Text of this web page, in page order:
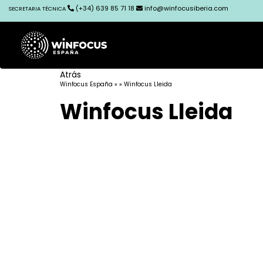
SECRETARIA TÉCNICA (+34) 639 85 71 18 info@winfocusiberia.com
Atrás
Winfocus España » » Winfocus Lleida
Winfocus Lleida